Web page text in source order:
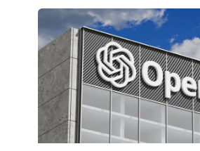
ПРИОРИТЕТНЫЕ
ЗАДАЧИ
ПО
РАЗВИТИЮ
ЭКОСИСТЕМЫ
ИСКУССТВЕННОГО
ИНТЕЛЛЕКТА